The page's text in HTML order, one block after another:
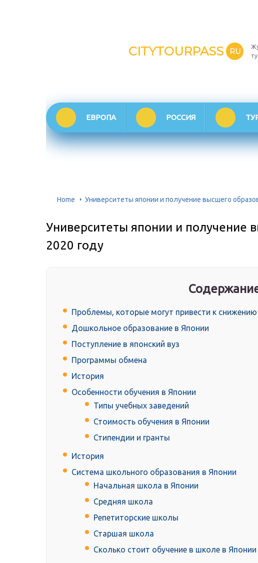
CITYTOURPASS RU
ЕВРОПА РОССИЯ
Home Университеты японии и получение высшего
Университеты японии и получение
2020 году
Проблемы, которые могут привести к
Дошкольное образование в Японии
Поступление в японский вуз
Программы обмена
История
Особенности обучения в Японии
Типы учебных заведений
Стоимость обучения в Японии
Стипендии и гранты
История
Система школьного образования в Японии
Начальная школа в Японии
Средняя школа
Репетиторские школы
Старшая школа
Сколько стоит обучение в школе в Японии